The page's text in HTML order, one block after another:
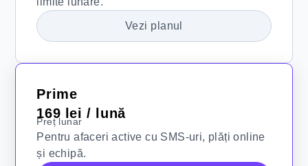
Vezi planul
Prime
169 lei / lună
Preț lunar
Pentru afaceri active cu SMS-uri, plăți online
și echipă.